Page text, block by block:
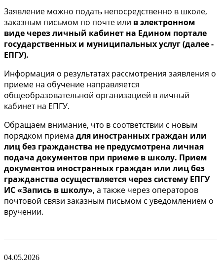
Заявление можно подать непосредственно в школе,
заказным письмом по почте или в электронном
виде через личный кабинет на Едином портале
государственных и муниципальных услуг (далее -
ЕПГУ).
Информация о результатах рассмотрения заявления о
приеме на обучение направляется
общеобразовательной организацией в личный
кабинет на ЕПГУ.
Обращаем внимание, что в соответствии с новым
порядком приема для иностранных граждан или
лиц без гражданства не предусмотрена личная
подача документов при приеме в школу. Прием
документов иностранных граждан или лиц без
гражданства осуществляется через систему ЕПГУ
ИС «Запись в школу», а также через операторов
почтовой связи заказным письмом с уведомлением о
вручении.
04.05.2026